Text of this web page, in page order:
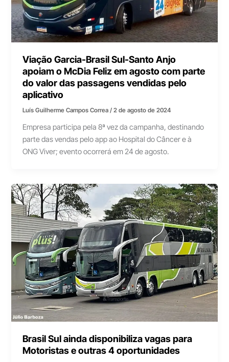
Viação Garcia-Brasil Sul-Santo Anjo
apoiam o McDia Feliz em agosto com parte
do valor das passagens vendidas pelo
aplicativo
Luís Guilherme Campos Correa/2 de agosto de 2024
Empresa participa pela 8ª vez da campanha, destinando
parte das vendas pelo app ao Hospital do Câncer e à
ONG Viver; evento ocorrerá em 24 de agosto.
Brasil Sul ainda disponibiliza vagas para
Motoristas e outras 4 oportunidades